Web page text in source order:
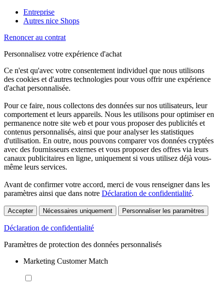
Entreprise
Autres nice Shops
Renoncer au contrat
Personnalisez votre expérience d'achat
Ce n'est qu'avec votre consentement individuel que nous utilisons
des cookies et d'autres technologies pour vous offrir une expérience
d'achat personnalisée.
Pour ce faire, nous collectons des données sur nos utilisateurs, leur
comportement et leurs appareils. Nous les utilisons pour optimiser en
permanence notre site web et pour vous proposer des publicités et
contenus personnalisés, ainsi que pour analyser les statistiques
d'utilisation. En outre, nous pouvons comparer vos données cryptées
avec des fournisseurs externes et vous proposer des offres via leurs
canaux publicitaires en ligne, uniquement si vous utilisez déjà vous-
même leurs services.
Avant de confirmer votre accord, merci de vous renseigner dans les
paramètres ainsi que dans notre Déclaration de confidentialité.
Accepter Nécessaires uniquement Personnaliser les paramètres
Déclaration de confidentialité
Paramètres de protection des données personnalisés
Marketing Customer Match